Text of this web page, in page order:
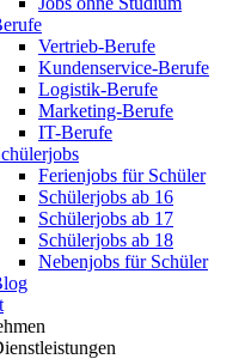
Vertrieb-Berufe
Kundenservice-Berufe
Logistik-Berufe
Marketing-Berufe
IT-Berufe
Ferienjobs für Schüler
Schülerjobs ab 16
Schülerjobs ab 17
Schülerjobs ab 18
Nebenjobs für Schüler